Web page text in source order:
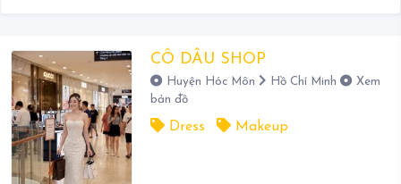
CÔ DÂU SHOP
Huyện Hóc Môn Hồ Chí Minh
Xem
bản đồ
Dress Makeup